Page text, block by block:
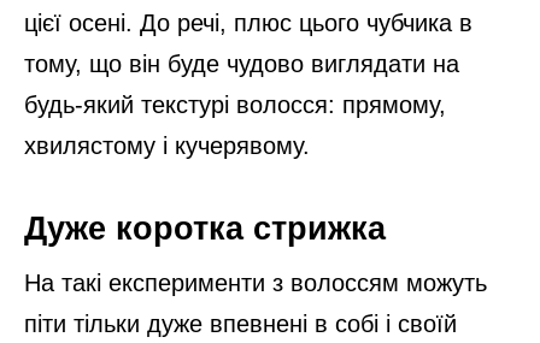
цієї осені. До речі, плюс цього чубчика в
тому, що він буде чудово виглядати на
будь-який текстурі волосся: прямому,
хвилястому і кучерявому.
Дуже коротка стрижка
На такі експерименти з волоссям можуть
піти тільки дуже впевнені в собі і своїй